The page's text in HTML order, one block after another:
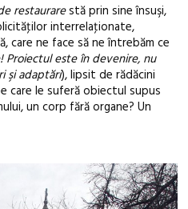
restaurarestă prin sine însuşi,
interrelaţionate,
care ne face să ne întrebăm ce
Proiectul este în devenire, nu
şi adaptări), lipsit de rădăcini
care le suferă obiectul supus
un corp fără organe? Un